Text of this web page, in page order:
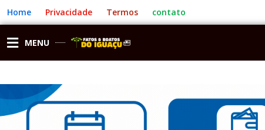
para
o
conteúdo
Home Privacidade Termos contato
MENU